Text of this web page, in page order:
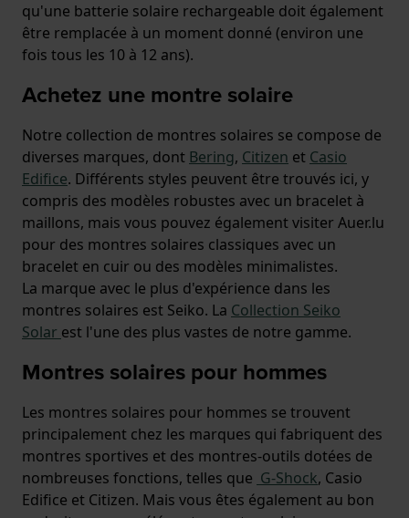
qu'une batterie solaire rechargeable doit également
être remplacée à un moment donné (environ une
fois tous les 10 à 12 ans).
Achetez une montre solaire
Notre collection de montres solaires se compose de
diverses marques, dont Bering, Citizen et Casio
Edifice. Différents styles peuvent être trouvés ici, y
compris des modèles robustes avec un bracelet à
maillons, mais vous pouvez également visiter Auer.lu
pour des montres solaires classiques avec un
bracelet en cuir ou des modèles minimalistes.
La marque avec le plus d'expérience dans les
montres solaires est Seiko. La Collection Seiko
Solar est l'une des plus vastes de notre gamme.
Montres solaires pour hommes
Les montres solaires pour hommes se trouvent
principalement chez les marques qui fabriquent des
montres sportives et des montres-outils dotées de
nombreuses fonctions, telles que G-Shock, Casio
Edifice et Citizen. Mais vous êtes également au bon